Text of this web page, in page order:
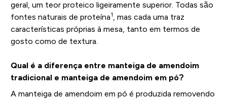
geral, um teor proteico ligeiramente superior. Todas são
fontes naturais de proteína1, mas cada uma traz
características próprias à mesa, tanto em termos de
gosto como de textura.
Qual é a diferença entre manteiga de amendoim
tradicional e manteiga de amendoim em pó?
A manteiga de amendoim em pó é produzida removendo